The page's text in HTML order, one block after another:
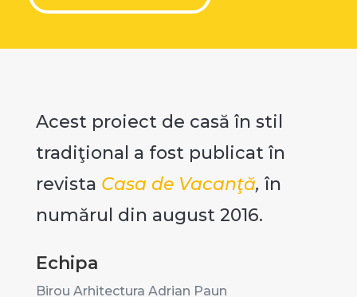
Acest proiect de casă în stil
tradiţional a fost publicat în
revista Casa de Vacanţă, în
numărul din august 2016.
Echipa
Birou Arhitectura Adrian Paun